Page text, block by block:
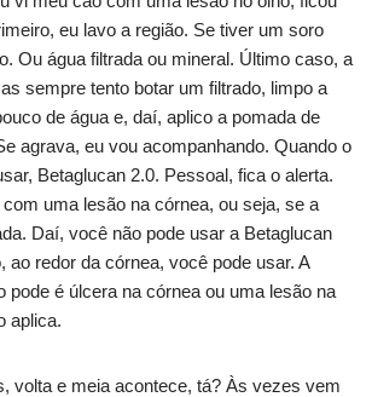
eu lavo a região. Se tiver um soro
Ou água filtrada ou mineral. Último caso, a
sempre tento botar um filtrado, limpo a
de água e, daí, aplico a pomada de
agrava, eu vou acompanhando. Quando o
Betaglucan 2.0. Pessoal, fica o alerta.
uma lesão na córnea, ou seja, se a
Daí, você não pode usar a Betaglucan
ao redor da córnea, você pode usar. A
pode é úlcera na córnea ou uma lesão na
aplica.
volta e meia acontece, tá? Às vezes vem